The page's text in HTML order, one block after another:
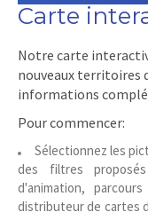
Carte
Notre carte
nouveaux territoires
informations
Pour commencer:
Sélectionnez les
des filtres
d'animation,
distributeur de cartes